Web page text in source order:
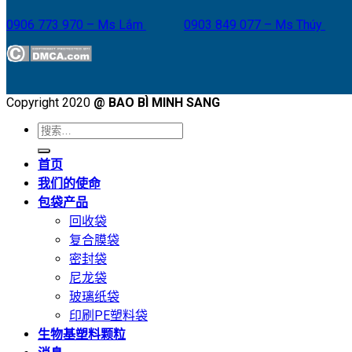
0906 773 970 – Ms Lắm 0903 849 077 – Ms Thúy
Copyright 2020 @ BAO BÌ MINH SANG
搜
索：
首页
我们的使命
包袋产品
回收袋
复合膜袋
密封袋
尼龙袋
玻璃纸袋
印刷PE塑料袋
生物基塑料颗粒